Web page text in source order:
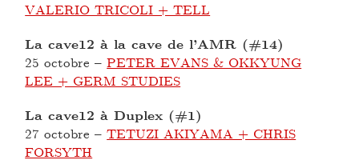
VALERIO TRICOLI + TELL
La cave12 à la cave de l’AMR (#14)
25 octobre –PETER EVANS & OKKYUNG
LEE + GERM STUDIES
La cave12 à Duplex (#1)
27 octobre –TETUZI AKIYAMA + CHRIS
FORSYTH